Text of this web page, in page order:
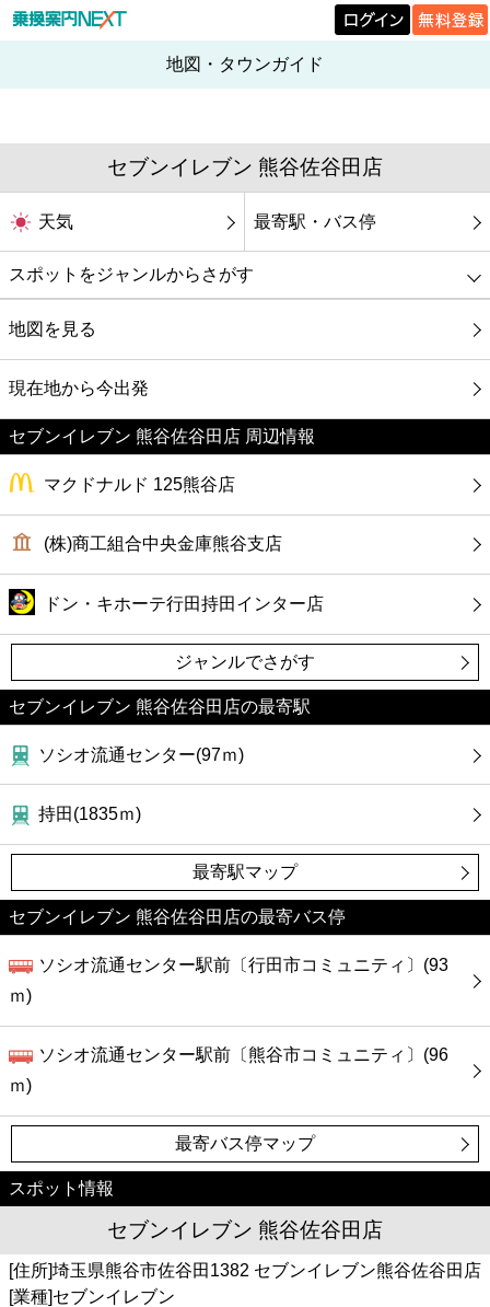
地図・タウンガイド
セブンイレブン 熊谷佐谷田店
天気 最寄駅・バス停
スポットをジャンルからさがす
グルメ
映画
美容
エンタメ
レジャー
書店
ファーストフード
カフェ
ショッピング
公共
ホテル
地図を見る
現在地から今出発
セブンイレブン 熊谷佐谷田店 周辺情報
マクドナルド 125熊谷店
(株)商工組合中央金庫熊谷支店
ドン・キホーテ行田持田インター店
ジャンルでさがす
セブンイレブン 熊谷佐谷田店の最寄駅
ソシオ流通センター(97ｍ)
持田(1835ｍ)
最寄駅マップ
セブンイレブン 熊谷佐谷田店の最寄バス停
ソシオ流通センター駅前〔行田市コミュニティ〕(93
ｍ)
ソシオ流通センター駅前〔熊谷市コミュニティ〕(96
ｍ)
最寄バス停マップ
スポット情報
セブンイレブン 熊谷佐谷田店
[住所]埼玉県熊谷市佐谷田1382 セブンイレブン熊谷佐谷田店
[業種]セブンイレブン